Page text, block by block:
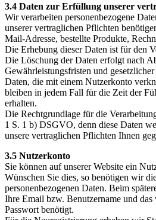
3.4 Daten zur Erfüllung unserer
Wir verarbeiten personenbezogene
unserer vertraglichen Pflichten
Mail-Adresse, bestellte Produkte,
Die Erhebung dieser Daten ist für den
Die Löschung der Daten erfolgt nach
Gewährleistungsfristen und
Daten, die mit einem Nutzerkonto
bleiben in jedem Fall für die Zeit der
erhalten.
Die Rechtgrundlage für die
1 S. 1 b) DSGVO, denn diese Daten
unsere vertraglichen Pflichten Ihnen
3.5 Nutzerkonto
Sie können auf unserer Website ein
Wünschen Sie dies, so benötigen wir
personenbezogenen Daten. Beim
Ihre Email bzw. Benutzername und
Passwort benötigt.